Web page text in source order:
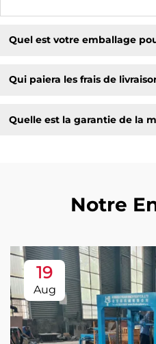
Quel est votre emballage
Qui paiera les frais de
Quelle est la garantie de la
Notre
19
Aug